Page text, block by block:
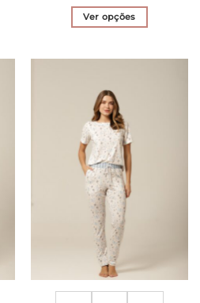
Ver opções
variantes.
As
opções
podem
ser
escolhidas
na
página
do
produto